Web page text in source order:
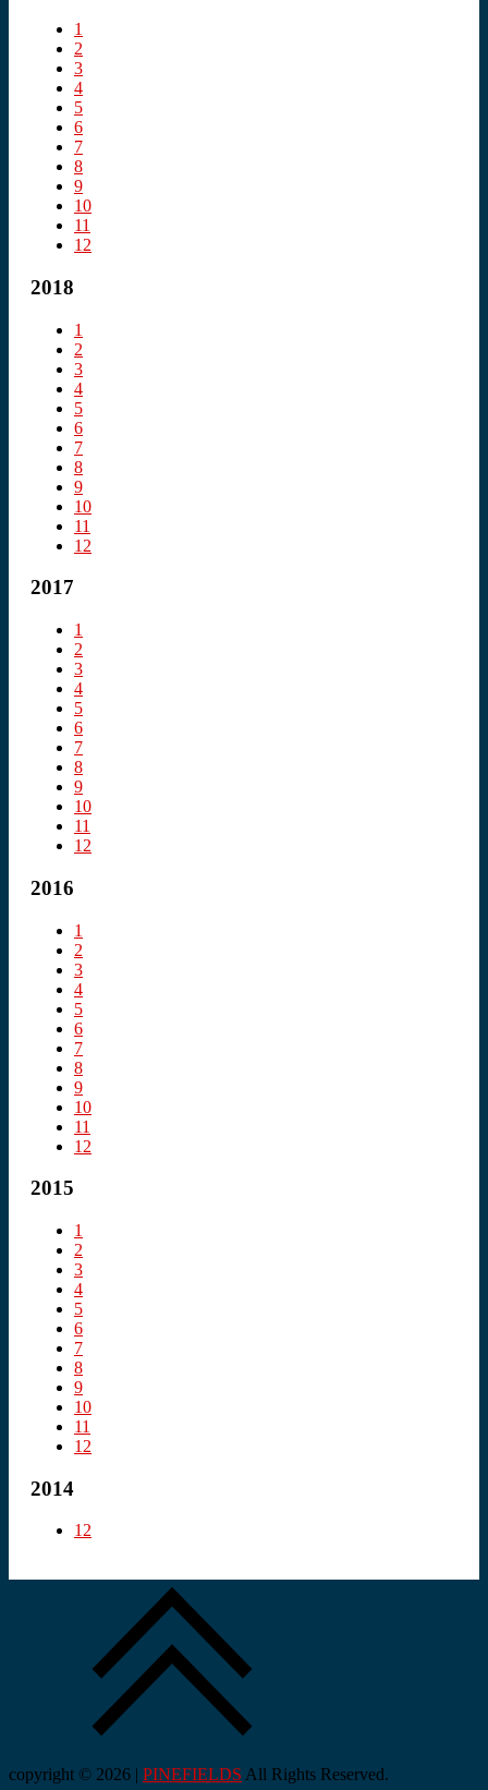
1
2
3
4
5
6
7
8
9
10
11
12
2018
1
2
3
4
5
6
7
8
9
10
11
12
2017
1
2
3
4
5
6
7
8
9
10
11
12
2016
1
2
3
4
5
6
7
8
9
10
11
12
2015
1
2
3
4
5
6
7
8
9
10
11
12
2014
12
copyright © 2026 | PINEFIELDS All Rights Reserved.